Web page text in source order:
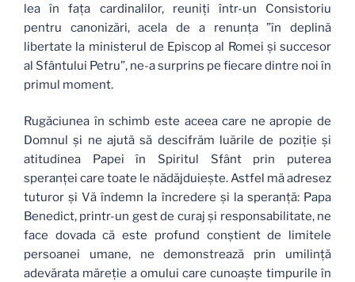
lea în faţa cardinalilor, reuniţi într-un Consistoriu
pentru canonizări, acela de a renunţa ”în deplină
libertate la ministerul de Episcop al Romei şi succesor
al Sfântului Petru”, ne-a surprins pe fiecare dintre noi în
primul moment.
Rugăciunea în schimb este aceea care ne apropie de
Domnul şi ne ajută să descifrăm luările de poziţie şi
atitudinea Papei în Spiritul Sfânt prin puterea
speranţei care toate le nădăjduieşte. Astfel mă adresez
tuturor şi Vă îndemn la încredere şi la speranţă: Papa
Benedict, printr-un gest de curaj şi responsabilitate, ne
face dovada că este profund conştient de limitele
persoanei umane, ne demonstrează prin umilinţă
adevărata măreţie a omului care cunoaşte timpurile în